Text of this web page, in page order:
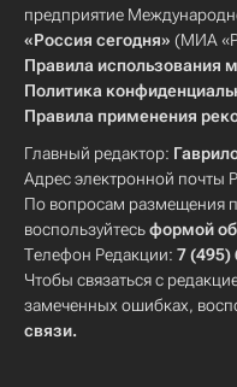
предприятие
«Россия сегодня» (МИА
Правила использования
Политика
Правила применения
Главный редактор:
Адрес электронной почты
По вопросам размещения
воспользуйтесьформой
Телефон Редакции: 7 (495)
Чтобы связаться с
замеченных ошибках,
связи.